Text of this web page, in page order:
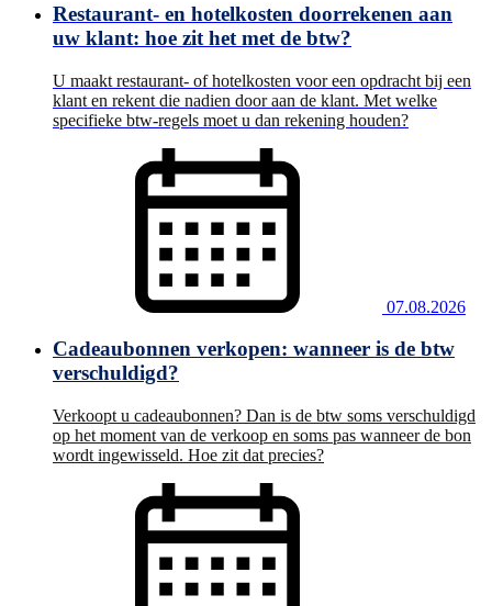
Restaurant- en hotelkosten doorrekenen aan
uw klant: hoe zit het met de btw?
U maakt restaurant- of hotelkosten voor een opdracht bij een
klant en rekent die nadien door aan de klant. Met welke
specifieke btw-regels moet u dan rekening houden?
07.08.2026
Cadeaubonnen verkopen: wanneer is de btw
verschuldigd?
Verkoopt u cadeaubonnen? Dan is de btw soms verschuldigd
op het moment van de verkoop en soms pas wanneer de bon
wordt ingewisseld. Hoe zit dat precies?